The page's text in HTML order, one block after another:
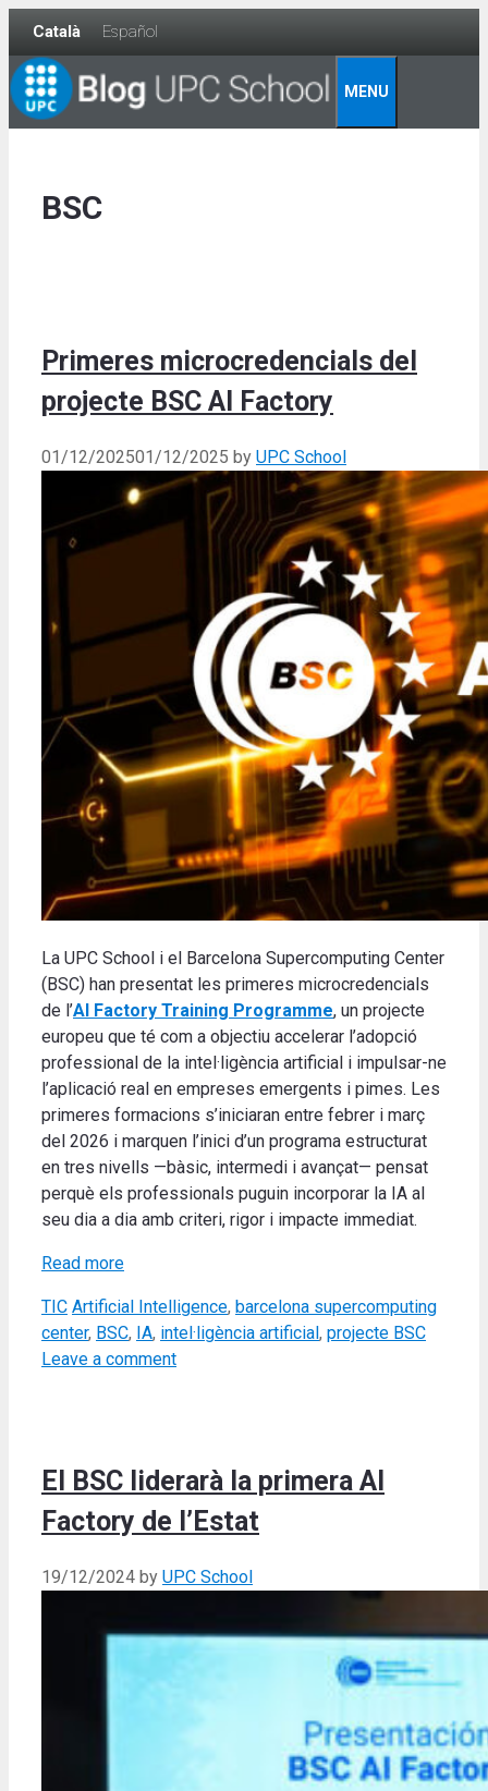
Skip
content
Català Español
MENU
BSC
Primeres microcredencials del
projecte BSC AI Factory
01/12/202501/12/2025 by UPC School
La UPC School i el Barcelona Supercomputing Center
(BSC) han presentat les primeres microcredencials
de l’AI Factory Training Programme, un projecte
europeu que té com a objectiu accelerar l’adopció
professional de la intel·ligència artificial i impulsar-ne
l’aplicació real en empreses emergents i pimes. Les
primeres formacions s’iniciaran entre febrer i març
del 2026 i marquen l’inici d’un programa estructurat
en tres nivells —bàsic, intermedi i avançat— pensat
perquè els professionals puguin incorporar la IA al
seu dia a dia amb criteri, rigor i impacte immediat.
Read more
Categories
TIC Tags
Artificial Intelligence, barcelona supercomputing
center, BSC, IA, intel·ligència artificial , projecte BSC
Leave a comment
El BSC liderarà la primera AI
Factory de l’Estat
19/12/2024 by UPC School